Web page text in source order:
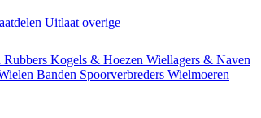
Uitlaat overige
Rubbers Kogels & Hoezen Wiellagers & Naven
Banden Spoorverbreders Wielmoeren